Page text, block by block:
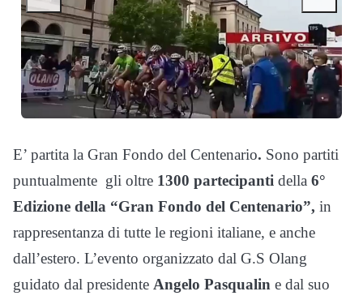
E’ partita la Gran Fondo del Centenario. Sono partiti
puntualmente gli oltre 1300 partecipanti della 6°
Edizione della “Gran Fondo del Centenario”, in
rappresentanza di tutte le regioni italiane, e anche
dall’estero. L’evento organizzato dal G.S Olang
guidato dal presidente Angelo Pasqualin e dal suo